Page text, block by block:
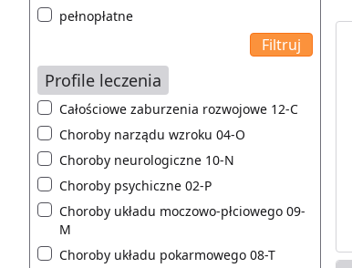
pełnopłatne
Profile leczenia
Całościowe zaburzenia rozwojowe 12-C
Choroby narządu wzroku 04-O
Choroby neurologiczne 10-N
Choroby psychiczne 02-P
Choroby układu moczowo-płciowego 09-
M
Choroby układu pokarmowego 08-T